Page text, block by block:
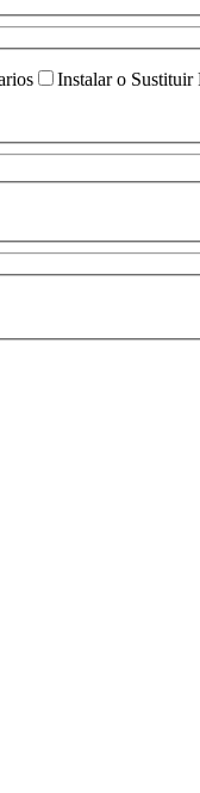
Instalar o Sustituir